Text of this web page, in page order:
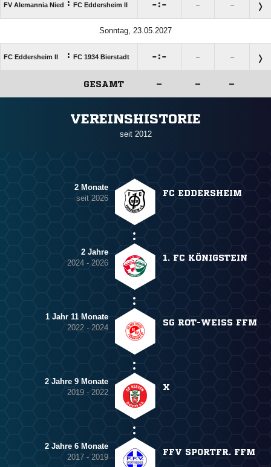
FV Alemannia Nied : FC Eddersheim II : – –
Sonntag, 23.05.2027
FC Eddersheim II : FC 1934 Bierstadt : – –
GESAMT – – –
VEREINSHISTORIE
seit 2012
2 Monate
seit 2026
FC EDDERSHEIM
2 Jahre
2024 - 2026
1. FC KÖNIGSTEIN
1 Jahr 11 Monate
2022 - 2024
SG ROT-WEISS FFM
2 Jahre 9 Monate
2019 - 2022
X
2 Jahre 6 Monate
2017 - 2019
FFV SPORTFR. FFM